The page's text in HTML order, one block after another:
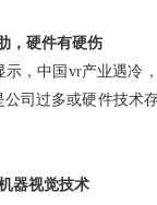
硬件有硬伤
，中国vr产业遇冷
司过多或硬件技术
器视觉技术